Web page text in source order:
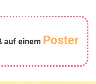
auf einem Poster